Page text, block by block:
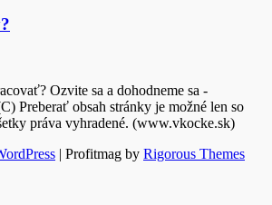
Ozvite sa a dohodneme sa -
Preberať obsah stránky je možné len so
práva vyhradené. (www.vkocke.sk)
| Profitmag by Rigorous Themes